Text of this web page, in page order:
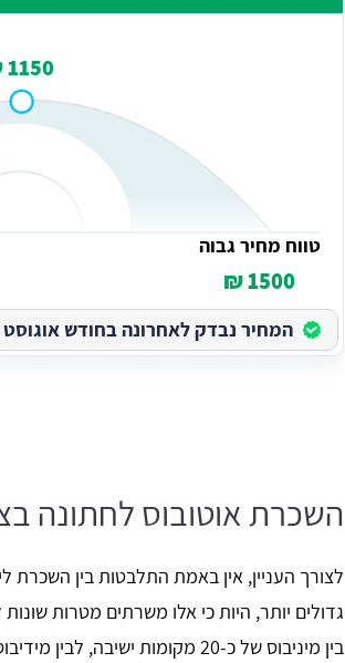
1150 ₪
טווח מחיר גבוה
1500 ₪
המחיר נבדק לאחרונה בחודש אוגוסט
השכרת אוטובוס לחתונה
לצורך העניין, אין באמת התלבטות בין השכרת
גדולים יותר, היות כי אלו משרתים מטרות
בין מיניבוס של כ-20 מקומות ישיבה, לבין מידיבוס עם כ-30 - 35 מקומות ישיבה.